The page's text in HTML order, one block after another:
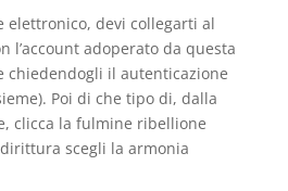
elettronico, devi collegarti al
l’account adoperato da questa
chiedendogli il autenticazione
Poi di che tipo di, dalla
clicca la fulmine ribellione
scegli la armonia